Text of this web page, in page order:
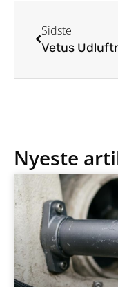
Sidste
Nyeste